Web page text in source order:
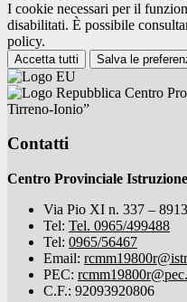
I cookie necessari per il
disabilitati. È possibile
policy.
Accetta tutti Salva le
Centro
Tirreno-Ionio”
Contatti
Centro Provinciale
Via Pio XI n. 337 –
Tel: Tel. 0965/499488
Tel: 0965/56467
Email:
PEC:
C.F.: 92093920806